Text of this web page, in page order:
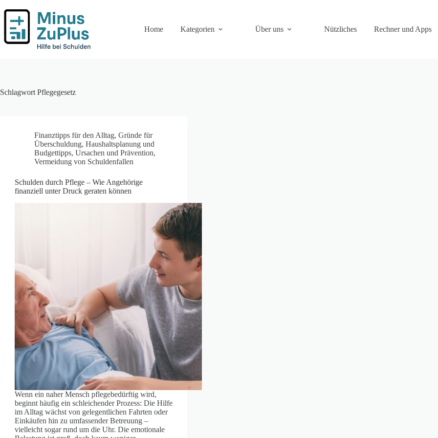
Inhalt
springen
Home
Kategorien Über uns Nützliches Rechner und Apps
Schlagwort Pflegegesetz
Finanztipps für den Alltag, Gründe für
Überschuldung, Haushaltsplanung und
Budgettipps, Ursachen und Prävention,
Vermeidung von Schuldenfallen
Schulden durch Pflege – Wie Angehörige
finanziell unter Druck geraten können
Wenn ein naher Mensch pflegebedürftig wird,
beginnt häufig ein schleichender Prozess: Die Hilfe
im Alltag wächst von gelegentlichen Fahrten oder
Einkäufen hin zu umfassender Betreuung –
vielleicht sogar rund um die Uhr. Die emotionale